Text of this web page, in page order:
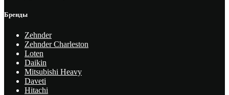
Бренды
Zehnder
Zehnder Charleston
Loten
Daikin
Mitsubishi Heavy
Daveti
Hitachi